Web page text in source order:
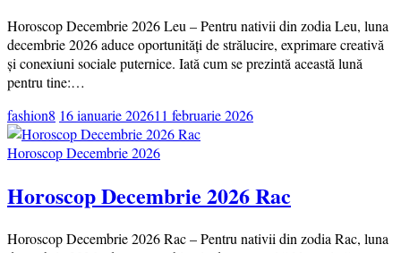
Horoscop Decembrie 2026 Leu – Pentru nativii din zodia Leu, luna
decembrie 2026 aduce oportunități de strălucire, exprimare creativă
și conexiuni sociale puternice. Iată cum se prezintă această lună
pentru tine:…
fashion8 16 ianuarie 202611 februarie 2026
Horoscop Decembrie 2026
Horoscop Decembrie 2026 Rac
Horoscop Decembrie 2026 Rac – Pentru nativii din zodia Rac, luna